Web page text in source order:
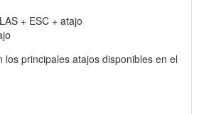
+ ESC + atajo
los principales atajos disponibles en el